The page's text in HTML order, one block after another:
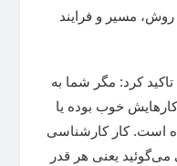
مسیر و فرایند
کرد: مگر شما به
خوب بوده یا
است. کار کارشناسی
یعنی هر قدر